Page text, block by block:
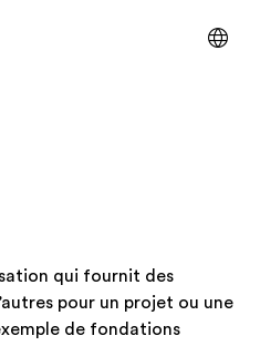
qui fournit des
pour un projet ou une
de fondations